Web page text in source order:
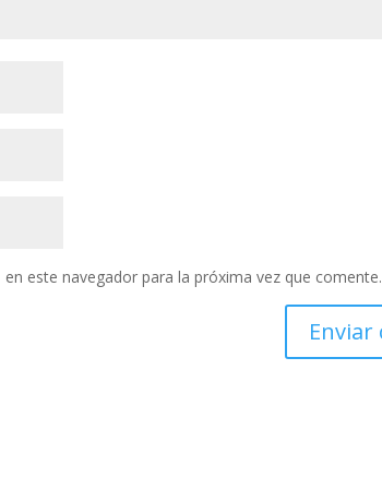
este navegador para la próxima vez que comente.